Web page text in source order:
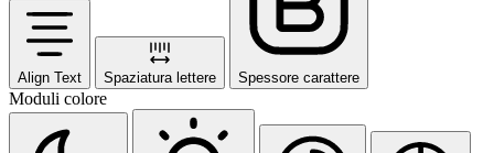
Align Text Spaziatura lettere Spessore carattere
Moduli colore